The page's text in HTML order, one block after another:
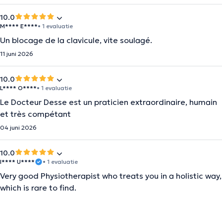
10.0
M**** E****• 1 evaluatie
Un blocage de la clavicule, vite soulagé.
11 juni 2026
10.0
L**** O****• 1 evaluatie
Le Docteur Desse est un praticien extraordinaire, humain
et très compétant
04 juni 2026
10.0
I**** U**** • 1 evaluatie
Very good Physiotherapist who treats you in a holistic way,
which is rare to find.